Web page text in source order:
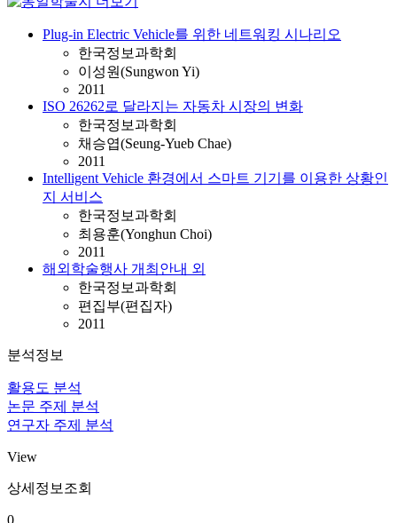
Plug-in Electric Vehicle를 위한 네트워킹 시나리오
한국정보과학회
이성원(Sungwon Yi)
2011
ISO 26262로 달라지는 자동차 시장의 변화
한국정보과학회
채승엽(Seung-Yueb Chae)
2011
Intelligent Vehicle 환경에서 스마트 기기를 이용한 상황인
지 서비스
한국정보과학회
최용훈(Yonghun Choi)
2011
해외학술행사 개최안내 외
한국정보과학회
편집부(편집자)
2011
분석정보
활용도 분석
논문 주제 분석
연구자 주제 분석
View
상세정보조회
0